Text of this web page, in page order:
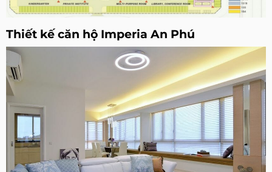
Thiết kế căn hộ Imperia An Phú